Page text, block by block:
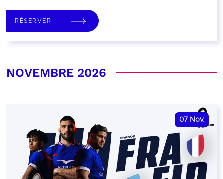
RÉSERVER
NOVEMBRE 2026
07 Nov.